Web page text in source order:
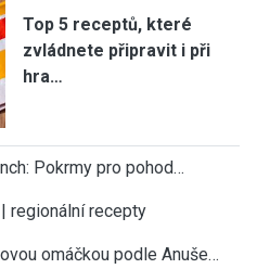
Top 5 receptů, které
zvládnete připravit i při
hra…
Pokrmy pro pohod…
regionální recepty
omáčkou podle Anuše…